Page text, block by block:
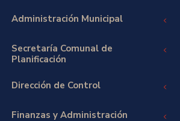
Administración Municipal
Secretaría Comunal de
Planificación
Dirección de Control
Finanzas y Administración